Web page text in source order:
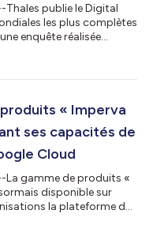
Thales publie le Digital
les plus complètes
enquête réalisée
de la connexion et
gagne et se perd au
« Imperva
ses capacités de
Cloud
La gamme de produits «
disponible sur
la plateforme de